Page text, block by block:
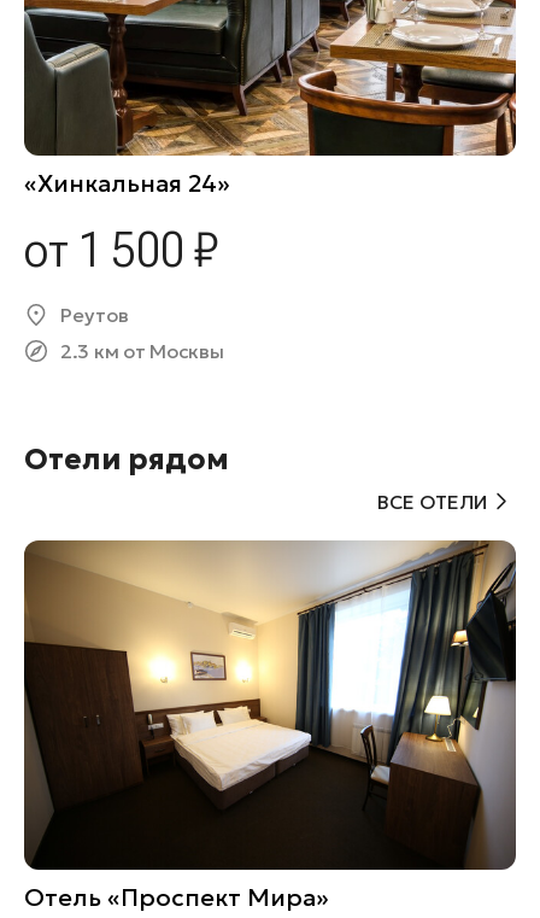
«Хинкальная 24»
от 1 500 ₽
Реутов
2.3 км от Москвы
Отели рядом
ВСЕ ОТЕЛИ
Отель «Проспект Мира»